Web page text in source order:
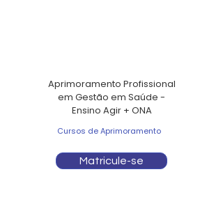
Aprimoramento Profissional
em Gestão em Saúde -
Ensino Agir + ONA
Cursos de Aprimoramento
Matricule-se